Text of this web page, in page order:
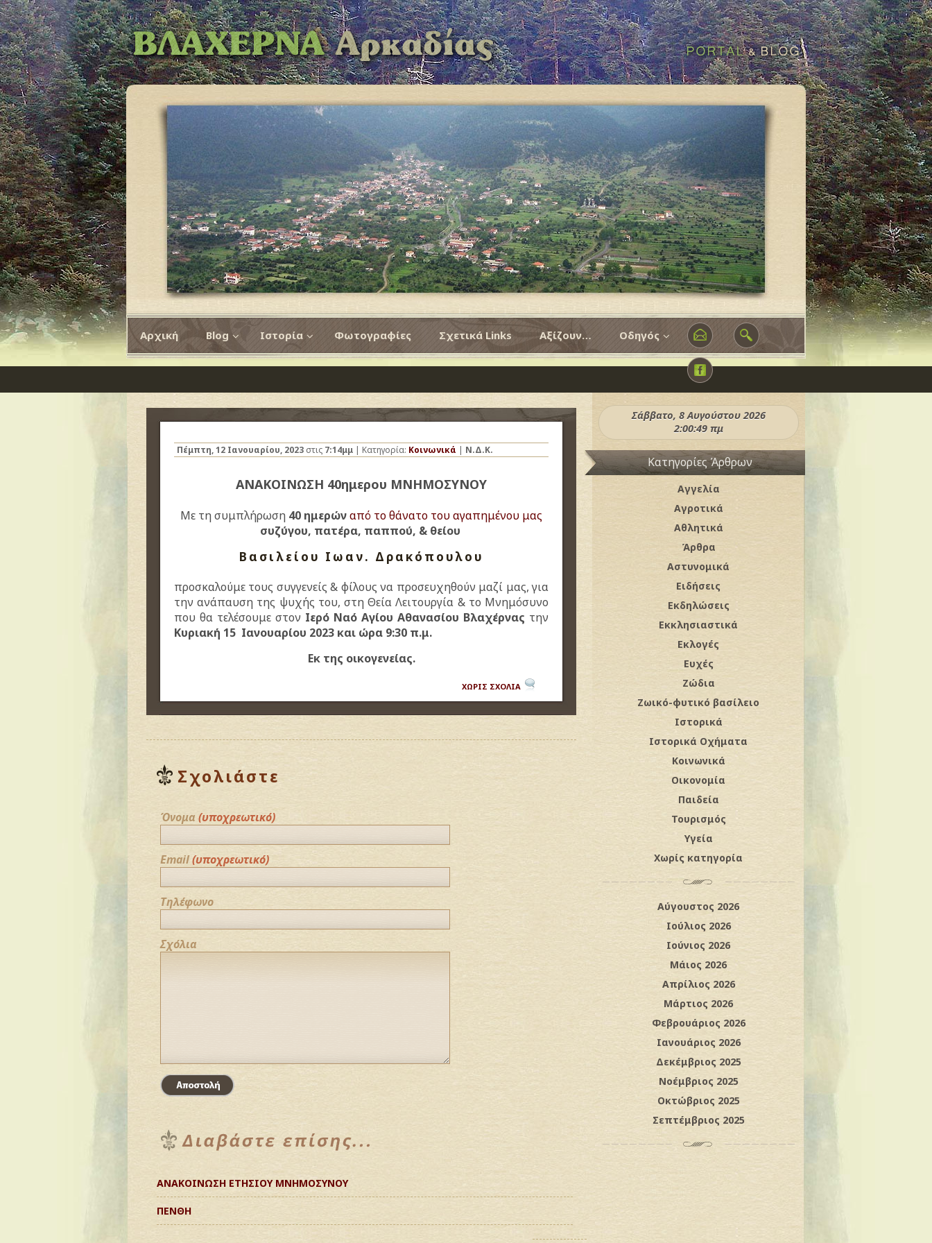
Αρχική Blog Ιστορία Φωτογραφίες Σχετικά Links Αξίζουν… Οδηγός
Πέμπτη, 12 Ιανουαρίου, 2023 στις 7:14μμ | Κατηγορία: Κοινωνικά | Ν.Δ.Κ.
ΑΝΑΚΟΙΝΩΣΗ 40ημερου ΜΝΗΜΟΣΥΝΟΥ
Με τη συμπλήρωση 40 ημερώναπό το θάνατο του αγαπημένου μας
συζύγου, πατέρα, παππού, & θείου
Βασιλείου Ιωαν. Δρακόπουλου
προσκαλούμε τους συγγενείς & φίλους να προσευχηθούν μαζί μας, για
την ανάπαυση της ψυχής του, στη Θεία Λειτουργία & το Μνημόσυνο
που θα τελέσουμε στον Ιερό Ναό Αγίου Αθανασίου Βλαχέρνας την
Κυριακή 15 Ιανουαρίου 2023 και ώρα 9:30 π.μ.
Εκ της οικογενείας.
ΧΩΡΙΣ ΣΧΟΛΙΑ
Σχολιάστε
Όνομα (υποχρεωτικό)
Email(υποχρεωτικό)
Τηλέφωνο
Σχόλια
ΑΝΑΚΟΙΝΩΣΗ ΕΤΗΣΙΟΥ ΜΝΗΜΟΣΥΝΟΥ
ΠΕΝΘΗ
Σάββατο, 8 Αυγούστου 2026
2:00:50 πμ
Κατηγορίες Άρθρων
Αγγελία
Αγροτικά
Αθλητικά
Άρθρα
Αστυνομικά
Ειδήσεις
Εκδηλώσεις
Εκκλησιαστικά
Εκλογές
Ευχές
Ζώδια
Ζωικό-φυτικό βασίλειο
Ιστορικά
Ιστορικά Οχήματα
Κοινωνικά
Οικονομία
Παιδεία
Τουρισμός
Υγεία
Χωρίς κατηγορία
Αύγουστος 2026
Ιούλιος 2026
Ιούνιος 2026
Μάιος 2026
Απρίλιος 2026
Μάρτιος 2026
Φεβρουάριος 2026
Ιανουάριος 2026
Δεκέμβριος 2025
Νοέμβριος 2025
Οκτώβριος 2025
Σεπτέμβριος 2025